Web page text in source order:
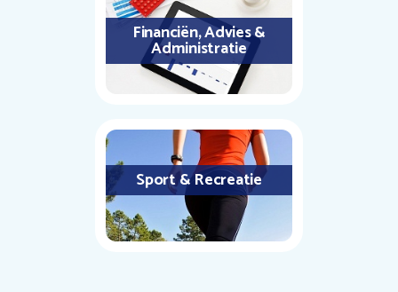
Financiën, Advies &
Administratie
Sport & Recreatie